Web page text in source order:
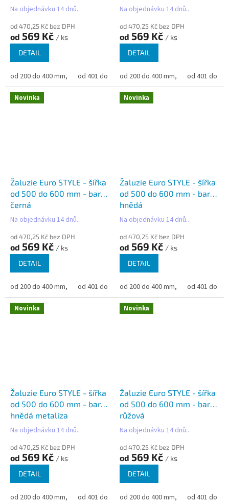
Na objednávku 14 dnů..
od 470,25 Kč bez DPH
od 569 Kč / ks
DETAIL
od 200 do 400 mm, od 401 do 500 mm, od 501 do 600 mm, od
Na objednávku 14 dnů..
od 470,25 Kč bez DPH
od 569 Kč / ks
DETAIL
od 200 do 400 mm, od 401 do
Novinka
Žaluzie Euro STYLE - šířka
od 500 do 600 mm - barva
černá
Na objednávku 14 dnů..
od 470,25 Kč bez DPH
od 569 Kč / ks
DETAIL
od 200 do 400 mm, od 401 do 500 mm, od 501 do 600 mm, od
Novinka
Žaluzie Euro STYLE - šířka
od 500 do 600 mm - barva
hnědá
Na objednávku 14 dnů..
od 470,25 Kč bez DPH
od 569 Kč / ks
DETAIL
od 200 do 400 mm, od 401 do
Novinka
Žaluzie Euro STYLE - šířka
od 500 do 600 mm - barva
hnědá metalíza
Na objednávku 14 dnů..
od 470,25 Kč bez DPH
od 569 Kč / ks
DETAIL
od 200 do 400 mm, od 401 do 500 mm, od 501 do 600 mm, od
Novinka
Žaluzie Euro STYLE - šířka
od 500 do 600 mm - barva
růžová
Na objednávku 14 dnů..
od 470,25 Kč bez DPH
od 569 Kč / ks
DETAIL
od 200 do 400 mm, od 401 do